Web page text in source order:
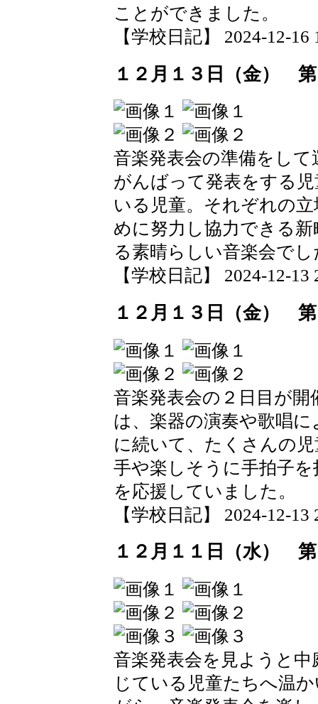
ことができました。
【学校日記】 2024-12-16
１２月１３日（金）
音楽発表会の準備をし
がんばって発表をする
いる児童。それぞれの
めに努力し協力できる
る素晴らしい音楽会でし
【学校日記】 2024-12-13
１２月１３日（金）
音楽発表会の２日目が
は、楽器の演奏や歌唱
に続いて、たくさんの
手や楽しそうに手拍子
を応援していました。
【学校日記】 2024-12-13
１２月１１日（水）
音楽発表会を見ようと
じている児童たちへ温